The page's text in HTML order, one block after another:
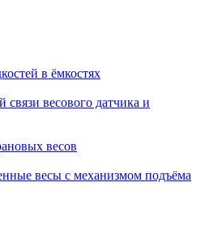
в ёмкостях
весового датчика и
весов
весы с механизмом подъёма